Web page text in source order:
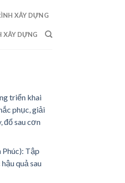
XÂY DỰNG
XÂY DỰNG
triển khai
phục, giải
đổ sau cơn
Phúc): Tập
quả sau